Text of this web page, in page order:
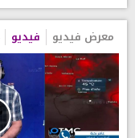
معرض فيديو فيديو